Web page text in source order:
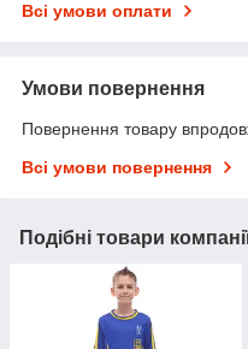
Всі умови оплати
Умови повернення
Повернення товару
Всі умови повернення
Подібні товари